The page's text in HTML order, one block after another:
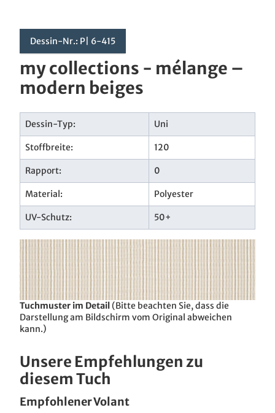
Dessin-Nr.: P| 6-415
my collections - mélange –
modern beiges
Dessin-Typ: Uni
Stoffbreite: 120
Rapport: 0
Material: Polyester
UV-Schutz: 50+
Tuchmuster im Detail (Bitte beachten Sie, dass die
Darstellung am Bildschirm vom Original abweichen
kann.)
Unsere Empfehlungen zu
diesem Tuch
Empfohlener Volant